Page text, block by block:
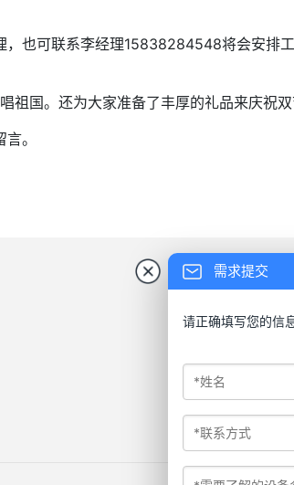
也可联系李经理15838284548将会安排
国。还为大家准备了丰厚的礼品来庆祝双
。
需求提交
请正确填写您的信